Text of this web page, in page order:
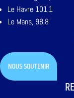
Le Havre 101,1
Le Mans, 98,8
NOUS SOUTENIR